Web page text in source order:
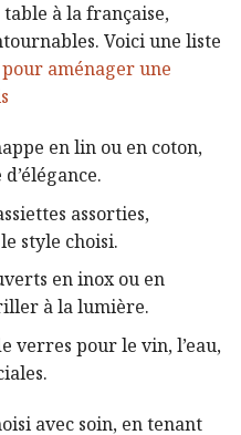
à la française,
Voici une liste
pour aménager une
en lin ou en coton,
assorties,
style choisi.
en inox ou en
à la lumière.
verres pour le vin, l’eau,
avec soin, en tenant